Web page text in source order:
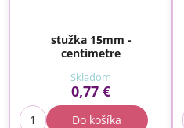
stužka 15mm -
centimetre
Skladom
0,77 €
Do košíka